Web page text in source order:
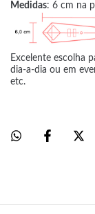
Medidas: 6 cm na
Excelente escolha
dia-a-dia ou em
etc.